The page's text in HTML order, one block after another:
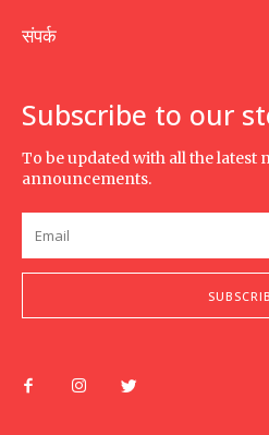
संपर्क
Subscribe to our
To be updated with all the latest
announcements.